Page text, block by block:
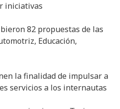
iniciativas
82 propuestas de las
Educación,
lafinalidadde impulsara
servicios a los internautas